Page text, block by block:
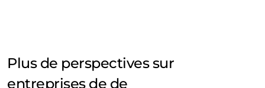
Plus de perspectives sur
entreprises de de